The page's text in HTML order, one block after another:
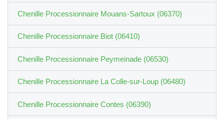
Chenille Processionnaire Mouans-Sartoux (06370)
Chenille Processionnaire Biot (06410)
Chenille Processionnaire Peymeinade (06530)
Chenille Processionnaire La Colle-sur-Loup (06480)
Chenille Processionnaire Contes (06390)